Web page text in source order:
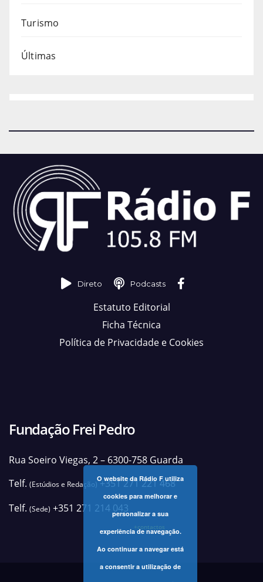
Turismo
Últimas
Direto Podcasts
Estatuto Editorial
Ficha Técnica
Política de Privacidade e Cookies
Fundação Frei Pedro
Rua Soeiro Viegas, 2 – 6300-758 Guarda
Telf. (Estúdios e Redação)+351 271 221 468
Telf. (Sede) +351 271 214 043
+contactos
O website da Rádio F utiliza
cookies para melhorar e
personalizar a sua
experiência de navegação.
Ao continuar a navegar está
a consentir a utilização de